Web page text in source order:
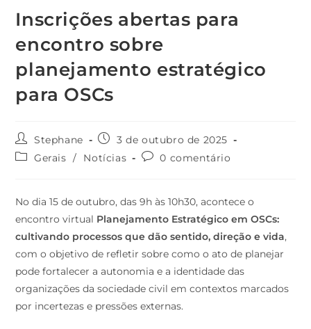
Inscrições abertas para
encontro sobre
planejamento estratégico
para OSCs
Stephane
3 de outubro de 2025
Gerais / Notícias 0 comentário
No dia 15 de outubro, das 9h às 10h30, acontece o
encontro virtual Planejamento Estratégico em OSCs:
cultivando processos que dão sentido, direção e vida,
com o objetivo de refletir sobre como o ato de planejar
pode fortalecer a autonomia e a identidade das
organizações da sociedade civil em contextos marcados
por incertezas e pressões externas.